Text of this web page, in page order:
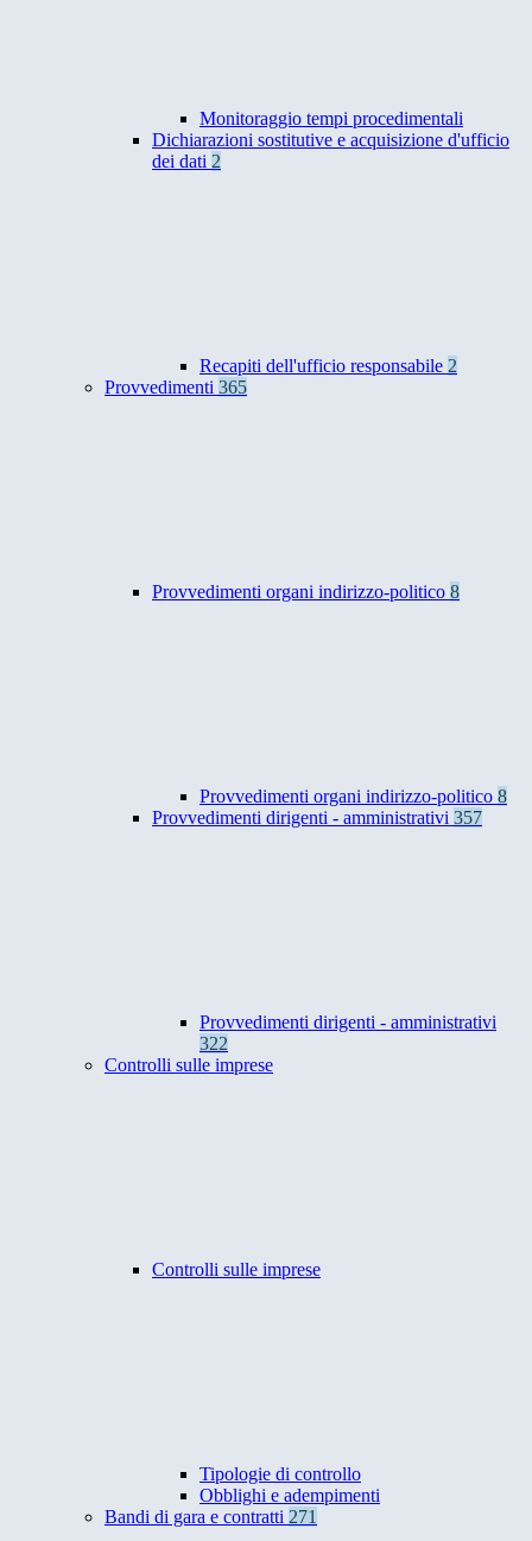
Monitoraggio tempi procedimentali
Dichiarazioni sostitutive e acquisizione d'ufficio
dei dati 2
Recapiti dell'ufficio responsabile 2
Provvedimenti 365
Provvedimenti organi indirizzo-politico 8
Provvedimenti organi indirizzo-politico 8
Provvedimenti dirigenti - amministrativi 357
Provvedimenti dirigenti - amministrativi
322
Controlli sulle imprese
Controlli sulle imprese
Tipologie di controllo
Obblighi e adempimenti
Bandi di gara e contratti 271